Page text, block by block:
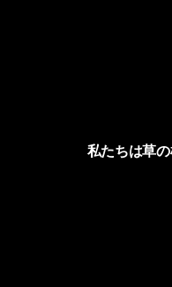
私たちは草